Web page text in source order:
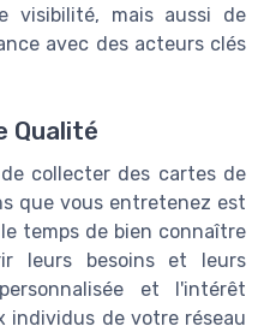
visibilité, mais aussi de
avec des acteurs clés
Qualité
collecter des cartes de
que vous entretenez est
temps de bien connaître
leurs besoins et leurs
et l'intérêt
individus de votre réseau